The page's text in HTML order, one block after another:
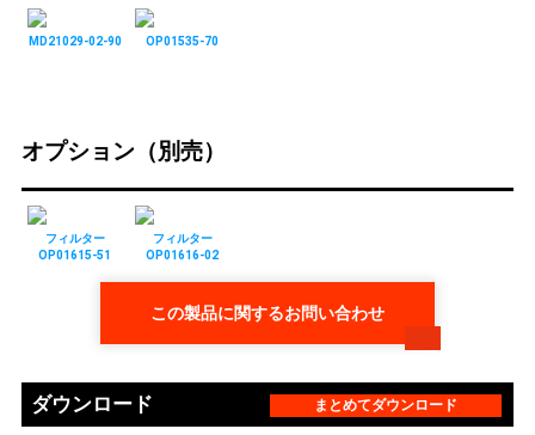
MD21029-02-90 OP01535-70
オプション（別売）
フィルター
OP01615-51
フィルター
OP01616-02
この製品に関するお問い合わせ
ダウンロード まとめてダウンロード